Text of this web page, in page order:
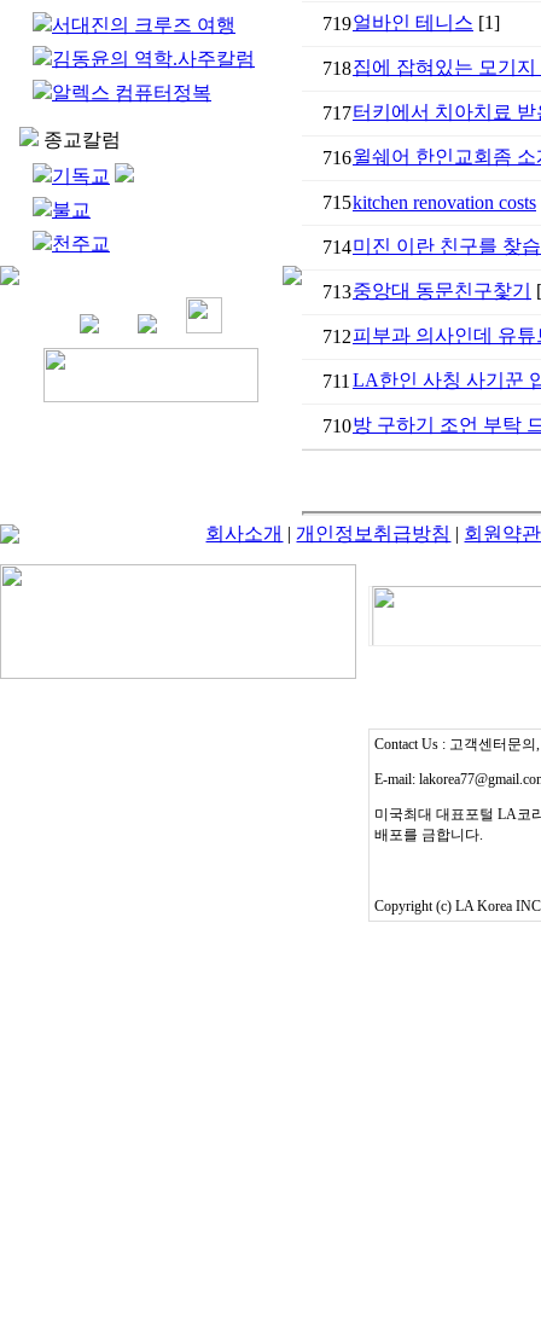
서대진의 크루즈 여행
김동윤의 역학.사주칼럼
알렉스 컴퓨터정복
종교칼럼
기독교
불교
천주교
719얼바인 테니스 [1]
718집에 잡혀있는 모기
717터키에서 치아치료
716윌쉐어 한인교회좀
715kitchen renovation costs
714미진 이란 친구를 찾
713중앙대 동문친구찿기
712피부과 의사인데 유
711 LA한인 사칭 사기꾼
710방 구하기 조언 부탁
회사소개 |개인정보취급방침 | 회원약관
Contact Us : 고객센터문의
E-mail:
미국최대 대표포털 LA코
배포를 금합니다.
Copyright (c) LA Korea